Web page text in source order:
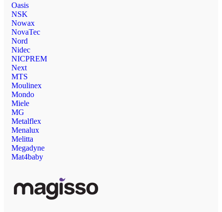
Oasis
NSK
Nowax
NovaTec
Nord
Nidec
NICPREM
Next
MTS
Moulinex
Mondo
Miele
MG
Metalflex
Menalux
Melitta
Megadyne
Mat4baby